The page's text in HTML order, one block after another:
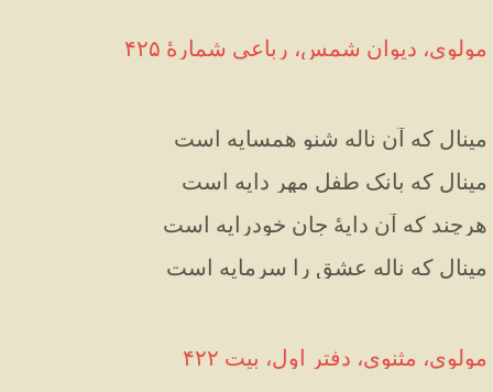
مولوی، دیوان شمس، رباعی شمارهٔ ۴۲۵
مینال که آن ناله شنو همسایه است
مینال که بانک طفل مهر دایه است
هرچند که آن دایهٔ جان خودرایه است
مینال که ناله عشق را سرمایه است
مولوی، مثنوی، دفتر اول، بیت ۴۲۲